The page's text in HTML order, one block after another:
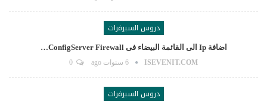
دروس السيرفرات
اضافة Ip الى القائمة البيضاء فى ConfigServer Firewall…
ISEVENIT.COM 6 سنوات ago
دروس السيرفرات